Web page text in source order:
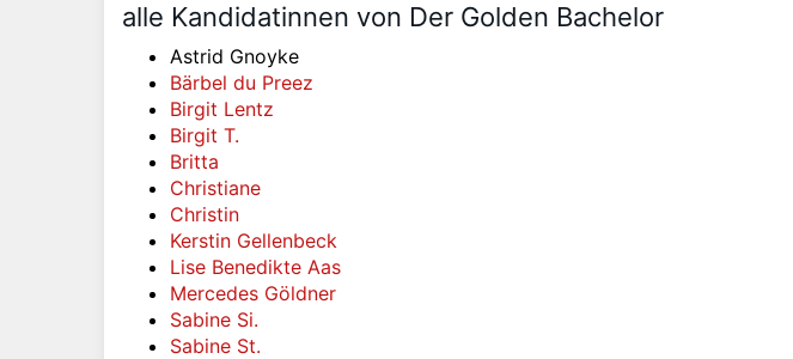
alle Kandidatinnen von Der Golden Bachelor
Astrid Gnoyke
Bärbel du Preez
Birgit Lentz
Birgit T.
Britta
Christiane
Christin
Kerstin Gellenbeck
Lise Benedikte Aas
Mercedes Göldner
Sabine Si.
Sabine St.